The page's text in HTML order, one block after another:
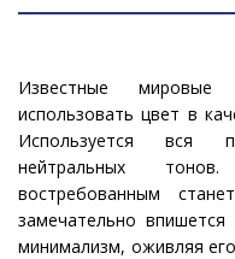
Известные мировые
использовать цвет в
Используется вся
нейтральных
востребованным
замечательно
минимализм, оживляя